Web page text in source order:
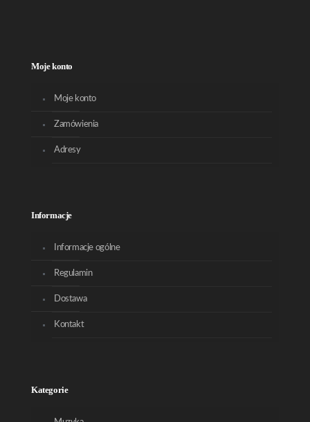
Moje konto
Moje konto
Zamówienia
Adresy
Informacje
Informacje ogólne
Regulamin
Dostawa
Kontakt
Kategorie